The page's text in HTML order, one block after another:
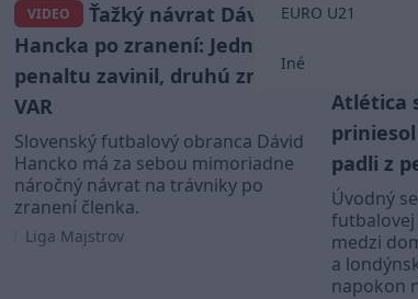
EURO U21
Iné
VIDEO
Ťažký návrat Dávida
Hancka po zranení: Jednu
penaltu zavinil, druhú zrušil
VAR
Slovenský futbalový obranca Dávid
Hancko má za sebou mimoriadne
náročný návrat na trávniky po
zranení členka.
Liga Majstrov
Atlética
padli z
Úvodný
futbalovej
medzi
a
napokon